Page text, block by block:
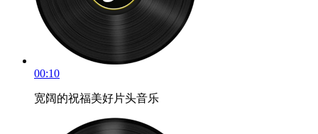
00:10
宽阔的祝福美好片头音乐